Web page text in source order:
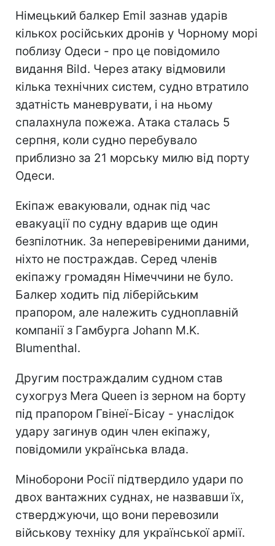
Німецький балкер Emil зазнав ударів
кількох російських дронів у Чорному морі
поблизу Одеси - про це повідомило
видання Bild. Через атаку відмовили
кілька технічних систем, судно втратило
здатність маневрувати, і на ньому
спалахнула пожежа. Атака сталась 5
серпня, коли судно перебувало
приблизно за 21 морську милю від порту
Одеси.
Екіпаж евакуювали, однак під час
евакуації по судну вдарив ще один
безпілотник. За неперевіреними даними,
ніхто не постраждав. Серед членів
екіпажу громадян Німеччини не було.
Балкер ходить під ліберійським
прапором, але належить судноплавній
компанії з Гамбурга Johann M.K.
Blumenthal.
Другим постраждалим судном став
сухогруз Mera Queen із зерном на борту
під прапором Гвінеї-Бісау - унаслідок
удару загинув один член екіпажу,
повідомили українська влада.
Міноборони Росії підтвердило удари по
двох вантажних суднах, не назвавши їх,
стверджуючи, що вони перевозили
військову техніку для української армії.